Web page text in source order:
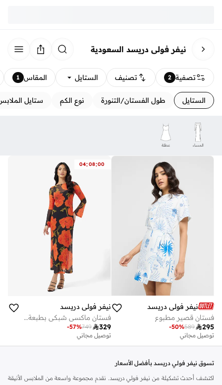
نيفر فولي دريسد السعودية
تصفية 2 تصنيف الستايل المقاس 1
الستايل طول الفستان/التنورة نوع الكم ستايل
المساء عطلة
نيفر فولي دريسد
فستان قصير مطبوع
295
589
-50%
توصيل مجاني
04:08:00
نيفر فولي دريسد
فستان ماكسي شبكي بطبعة زهور
329
749
-57%
توصيل مجاني
تسوق نيفر فولي دريسد بأفضل الأسعار
اكتشف أحدث تشكيلة من نيفر فولي دريسد. نقدم مجموعة واسعة من الملابس الأنيقة